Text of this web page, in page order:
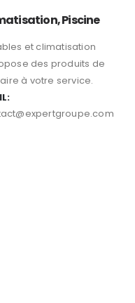
Piscine
et climatisation
des produits de
à votre service.